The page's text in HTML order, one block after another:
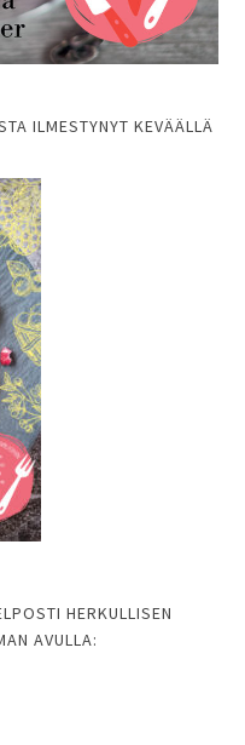
ILMESTYNYT KEVÄÄLLÄ
HERKULLISEN
AVULLA: